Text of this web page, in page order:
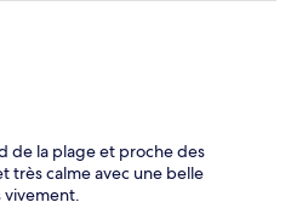
de la plage et proche des
très calme avec une belle
vivement.